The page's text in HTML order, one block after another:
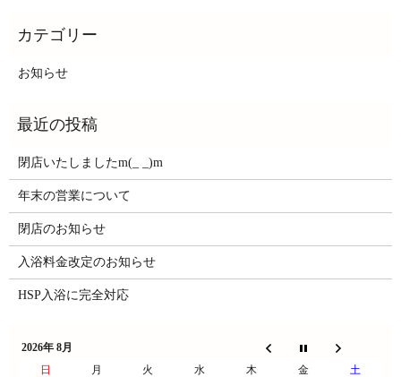
お知らせ
閉店いたしましたm(_ _)m
年末の営業について
閉店のお知らせ
入浴料金改定のお知らせ
HSP入浴に完全対応
2026年 8月
日
月 火 水 木 金 土